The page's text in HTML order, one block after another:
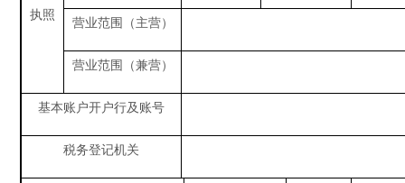
执照
营业范围（主营）
营业范围（兼营）
基本账户开户行及账号
税务登记机关